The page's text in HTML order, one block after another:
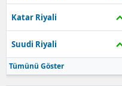
Katar Riyali
Suudi Riyali
Tümünü Göster